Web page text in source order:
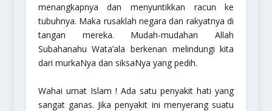
menangkapnya dan menyuntikkan racun ke
tubuhnya. Maka rusaklah negara dan rakyatnya di
tangan mereka. Mudah-mudahan Allah
Subahanahu Wata’ala berkenan melindungi kita
dari murkaNya dan siksaNya yang pedih.
Wahai umat Islam ! Ada satu penyakit hati yang
sangat ganas. Jika penyakit ini menyerang suatu